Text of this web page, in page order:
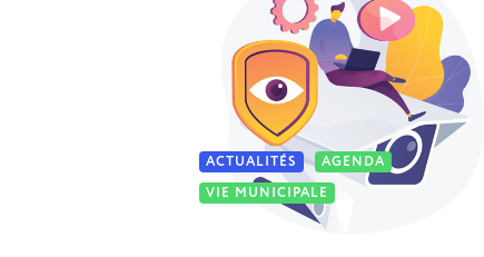
ACTUALITÉS
AGENDA
VIE MUNICIPALE